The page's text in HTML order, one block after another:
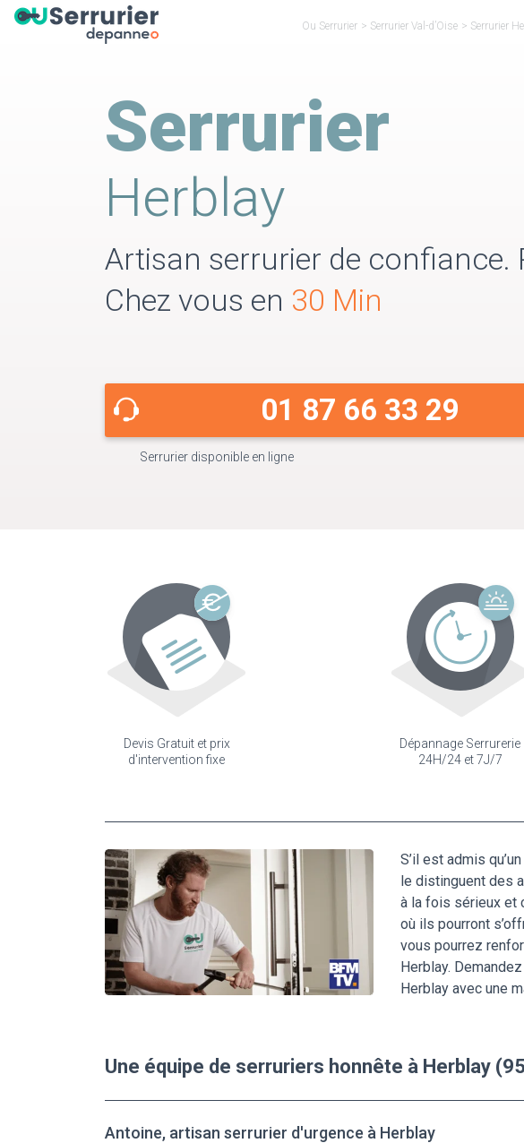
Ou Serrurier > Serrurier Val-d’Oise > Serrurier
Serrurier
Herblay
Artisan serrurier de confiance.
Chez vous en 30 Min
01 87 66 33 29
Serrurier disponible en ligne
Devis Gratuit et prix
d'intervention fixe
Dépannage Serrurerie
24H/24 et 7J/7
S’il est admis
le distinguent des
à la fois sérieux et
où ils pourront
vous pourrez
Herblay.
Herblay avec une
Une équipe de serruriers honnête à Herblay
Antoine, artisan serrurier d'urgence à Herblay